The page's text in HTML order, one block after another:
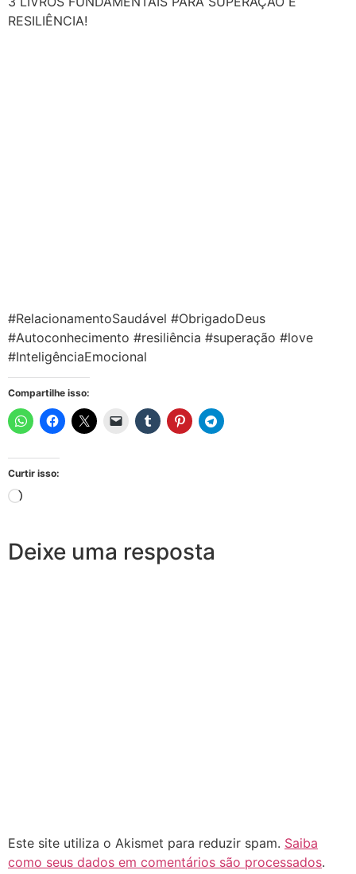
RESILIÊNCIA!
#RelacionamentoSaudável #ObrigadoDeus
#Autoconhecimento #resiliência #superação #love
#InteligênciaEmocional
Compartilhe isso:
Curtir isso:
Deixe uma resposta
Este site utiliza o Akismet para reduzir spam. Saiba
como seus dados em comentários são processados.